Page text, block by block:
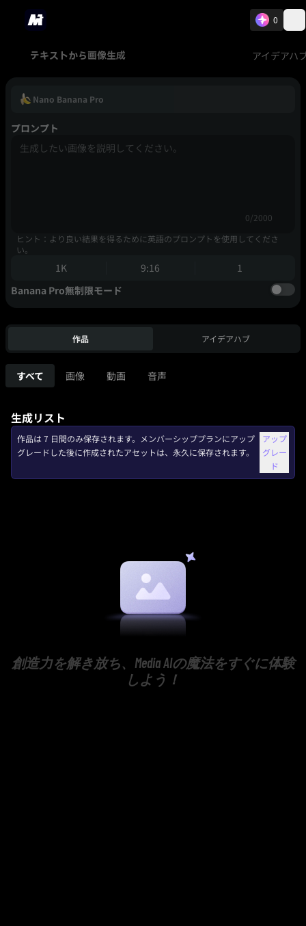
0
テキストから画像生成 アイデアハ
Nano Banana Pro
プロンプト
0/2000
ヒント：より良い結果を得るために英語のプロンプトを使用してくださ
い。
1K 9:16
1
Banana Pro無制限モード
作品 アイデアハブ
すべて 画像 動画 音声
生成リスト
作品は 7 日間のみ保存されます。メンバーシッププランにアップ
グレードした後に作成されたアセットは、永久に保存されます。
アップ
グレー
ド
創造力を解き放ち、Media AIの魔法をすぐに体験
しよう！